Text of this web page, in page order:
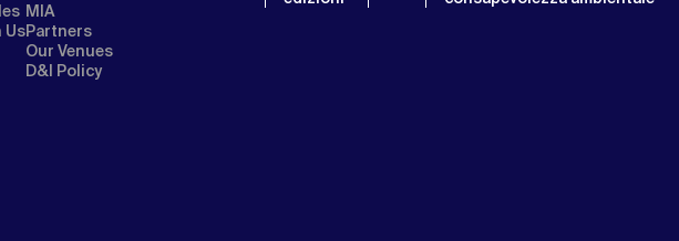
Us
MIA
Partners
Our Venues
D&I Policy